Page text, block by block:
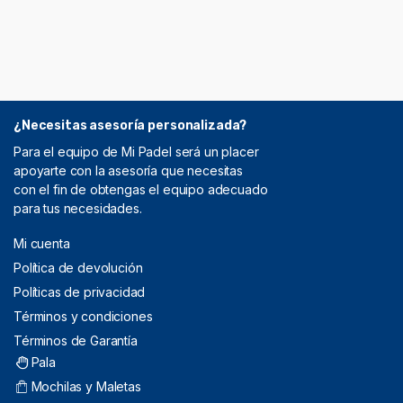
¿Necesitas asesoría personalizada?
Para el equipo de Mi Padel será un placer
apoyarte con la asesoría que necesitas
con el fin de obtengas el equipo adecuado
para tus necesidades.
Mi cuenta
Política de devolución
Políticas de privacidad
Términos y condiciones
Términos de Garantía
Pala
Mochilas y Maletas